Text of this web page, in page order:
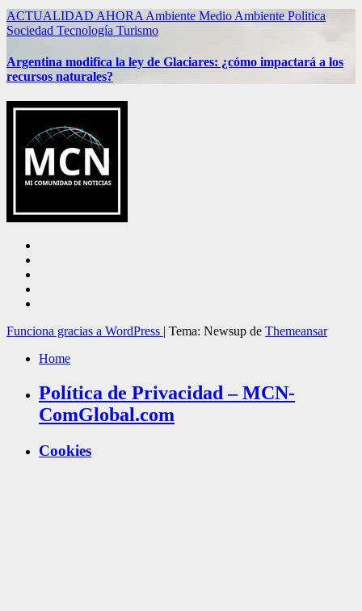
ACTUALIDAD AHORA Ambiente Medio Ambiente Politica
Sociedad Tecnología Turismo
Argentina modifica la ley de Glaciares: ¿cómo impactará a los
recursos naturales?
Funciona gracias a WordPress Tema: Newsup de Themeansar
Home
Política de Privacidad – MCN-
ComGlobal.com
Cookies